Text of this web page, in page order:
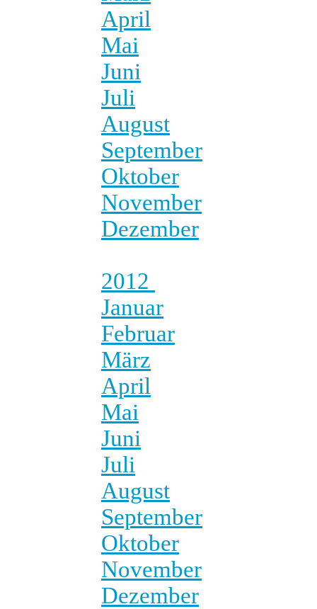
April
Mai
Juni
Juli
August
September
Oktober
November
Dezember
2012
Januar
Februar
März
April
Mai
Juni
Juli
August
September
Oktober
November
Dezember